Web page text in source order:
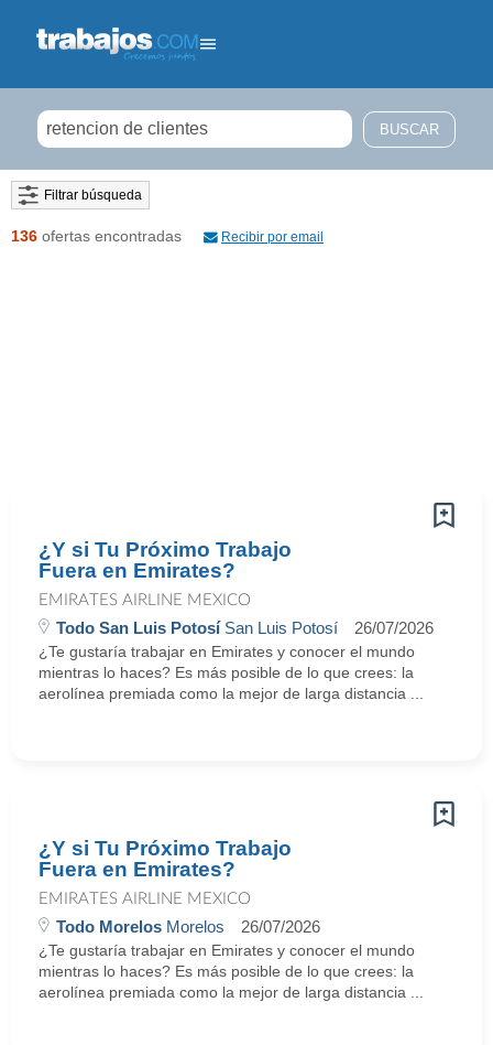
Filtrar búsqueda
136 ofertas encontradas Recibir por email
¿Y si Tu Próximo Trabajo
Fuera en Emirates?
EMIRATES AIRLINE MEXICO
Todo San Luis PotosíSan Luis Potosí 26/07/2026
¿Te gustaría trabajar en Emirates y conocer el mundo
mientras lo haces? Es más posible de lo que crees: la
aerolínea premiada como la mejor de larga distancia ...
¿Y si Tu Próximo Trabajo
Fuera en Emirates?
EMIRATES AIRLINE MEXICO
Todo Morelos Morelos 26/07/2026
¿Te gustaría trabajar en Emirates y conocer el mundo
mientras lo haces? Es más posible de lo que crees: la
aerolínea premiada como la mejor de larga distancia ...